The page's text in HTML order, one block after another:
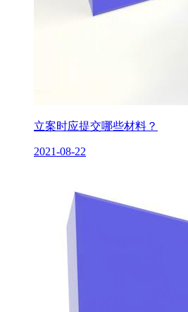
立案时应提交哪些材料？
2021-08-22